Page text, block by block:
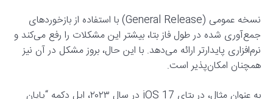
نسخه عمومی (General Release) با استفاده از بازخوردهای
جمع‌آوری شده در طول فاز بتا، بیشتر این مشکلات را رفع می‌کند و
نرم‌افزاری پایدارتر ارائه می‌دهد. با این حال، بروز مشکل در آن نیز
همچنان امکان‌پذیر است.